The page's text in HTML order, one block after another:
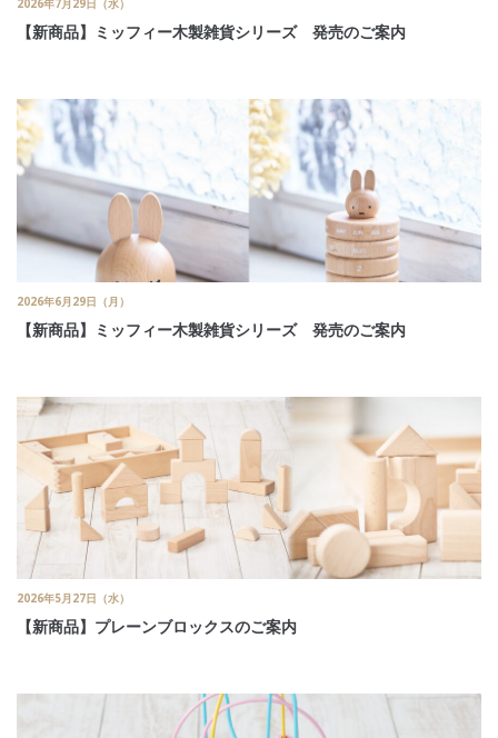
2026年7月29日（水）
【新商品】ミッフィー木製雑貨シリーズ 発売のご案内
2026年6月29日（月）
【新商品】ミッフィー木製雑貨シリーズ 発売のご案内
2026年5月27日（水）
【新商品】プレーンブロックスのご案内